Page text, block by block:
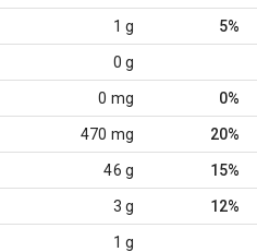
1 g 5%
0 g
0 mg 0%
470 mg 20%
46 g 15%
3 g 12%
1 g